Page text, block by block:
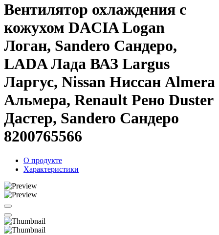
Вентилятор охлаждения с
кожухом DACIA Logan
Логан, Sandero Сандеро,
LADA Лада ВАЗ Largus
Ларгус, Nissan Ниссан Almera
Альмера, Renault Рено Duster
Дастер, Sandero Сандеро
8200765566
О продукте
Характеристики